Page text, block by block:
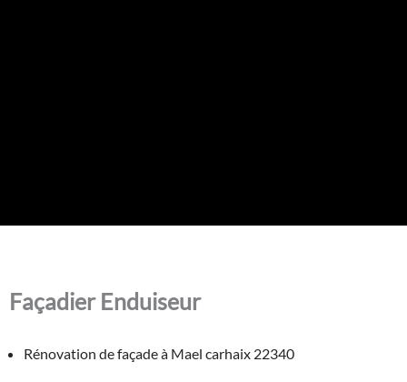
Façadier Enduiseur
Rénovation de façade à Mael carhaix 22340